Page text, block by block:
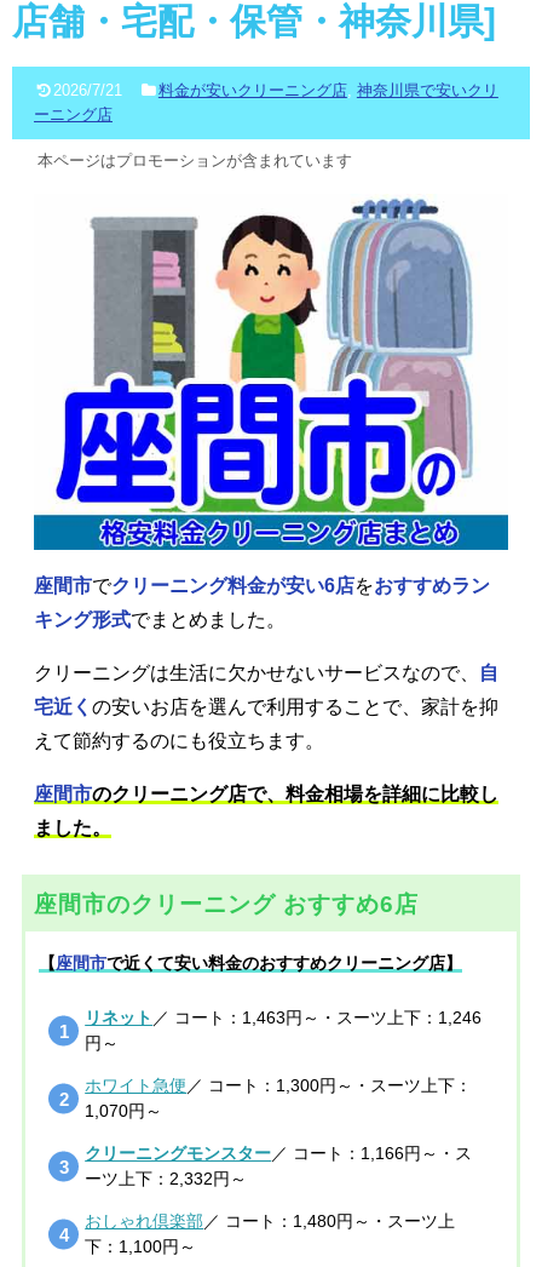
店舗・宅配・保管・神奈川県]
2026/7/21 料金が安いクリーニング店, 神奈川県で安いクリ
ーニング店
本ページはプロモーションが含まれています
座間市でクリーニング料金が安い6店をおすすめラン
キング形式でまとめました。
クリーニングは生活に欠かせないサービスなので、
自
宅近く の安いお店を選んで利用することで、家計を抑
えて節約するのにも役立ちます。
座間市のクリーニング店で、料金相場を詳細に比較し
ました。
座間市のクリーニング おすすめ6店
【座間市で近くて安い料金のおすすめクリーニング店】
リネット ／ コート：1,463円～・スーツ上下：1,246
円～
ホワイト急便 ／ コート：1,300円～・スーツ上下：
1,070円～
クリーニングモンスター／ コート：1,166円～・ス
ーツ上下：2,332円～
おしゃれ倶楽部／ コート：1,480円～・スーツ上
下：1,100円～